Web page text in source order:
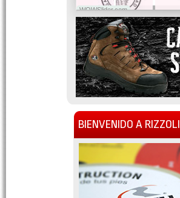
WOWSlider.com
BIENVENIDO A RIZZOLI